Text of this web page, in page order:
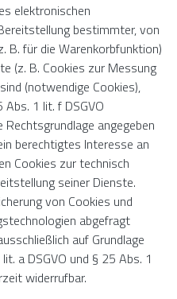
elektronischen
bestimmter, von
B. für die Warenkorbfunktion)
(z. B. Cookies zur Messung
(notwendige Cookies),
1 lit. f DSGVO
angegeben
berechtigtes Interesse an
Cookies zur technisch
seiner Dienste.
von Cookies und
abgefragt
auf Grundlage
a DSGVO und § 25 Abs. 1
widerrufbar.